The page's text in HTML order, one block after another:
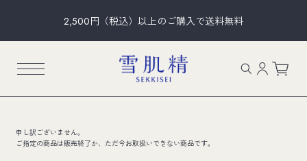
2,500円（税込）以上のご購入で送料無料
申し訳ございません。
ご指定の商品は販売終了か、ただ今お取扱いできない商品です。